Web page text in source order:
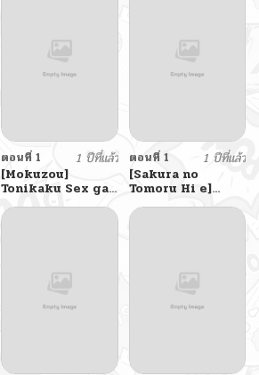
ตอนที่ 1
1 ปีที่แล้ว
[Mokuzou]
Tonikaku Sex ga
Shitai Oba-san,
Ryouko
ตอนที่ 1
1 ปีที่แล้ว
[Sakura no
Tomoru Hi e]
Osananajimi no
Okaa-san คุณแม่